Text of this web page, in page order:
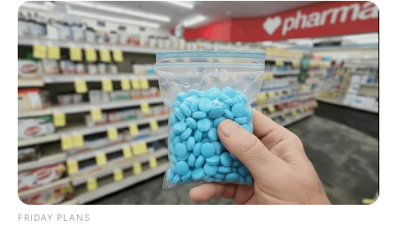
FRIDAY PLANS